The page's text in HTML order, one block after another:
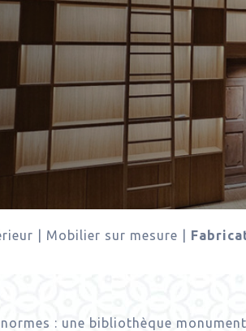
Mobilier sur mesure
: une bibliothèque